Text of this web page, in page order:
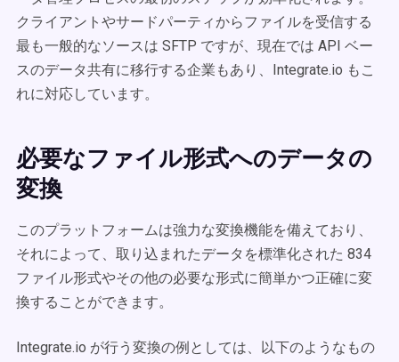
クライアントやサードパーティからファイルを受信する
最も一般的なソースは SFTP ですが、現在では API ベー
スのデータ共有に移行する企業もあり、Integrate.io もこ
れに対応しています。
必要なファイル形式へのデータの
変換
このプラットフォームは強力な変換機能を備えており、
それによって、取り込まれたデータを標準化された 834
ファイル形式やその他の必要な形式に簡単かつ正確に変
換することができます。
Integrate.io が行う変換の例としては、以下のようなもの